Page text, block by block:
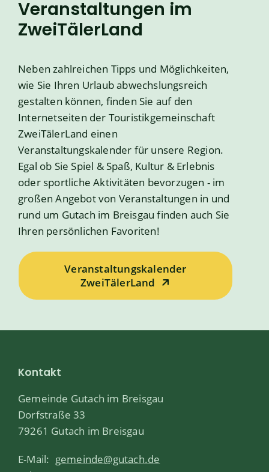
Veranstaltungen im
ZweiTälerLand
Neben zahlreichen Tipps und Möglichkeiten,
wie Sie Ihren Urlaub abwechslungsreich
gestalten können, finden Sie auf den
Internetseiten der Touristikgemeinschaft
ZweiTälerLand einen
Veranstaltungskalender für unsere Region.
Egal ob Sie Spiel & Spaß, Kultur & Erlebnis
oder sportliche Aktivitäten bevorzugen - im
großen Angebot von Veranstaltungen in und
rund um Gutach im Breisgau finden auch Sie
Ihren persönlichen Favoriten!
Veranstaltungskalender
ZweiTälerLand
Kontakt
Gemeinde Gutach im Breisgau
Dorfstraße 33
79261 Gutach im Breisgau
E-Mail: gemeinde@gutach.de